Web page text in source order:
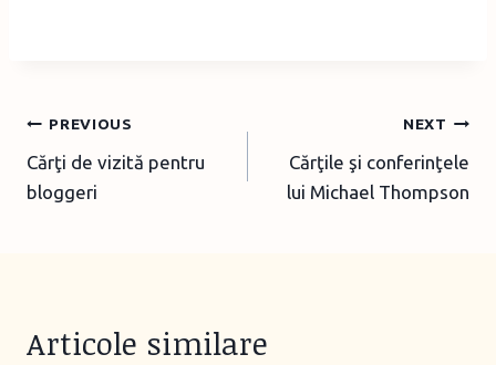
Post
navigation
PREVIOUS
Cărţi de vizită pentru
bloggeri
NEXT
Cărţile şi conferinţele
lui Michael Thompson
Articole similare